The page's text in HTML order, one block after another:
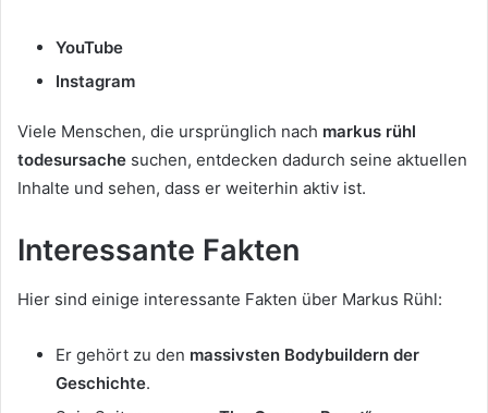
YouTube
Instagram
Viele Menschen, die ursprünglich nach markus rühl
todesursache suchen, entdecken dadurch seine aktuellen
Inhalte und sehen, dass er weiterhin aktiv ist.
Interessante Fakten
Hier sind einige interessante Fakten über Markus Rühl:
Er gehört zu den massivsten Bodybuildern der
Geschichte.